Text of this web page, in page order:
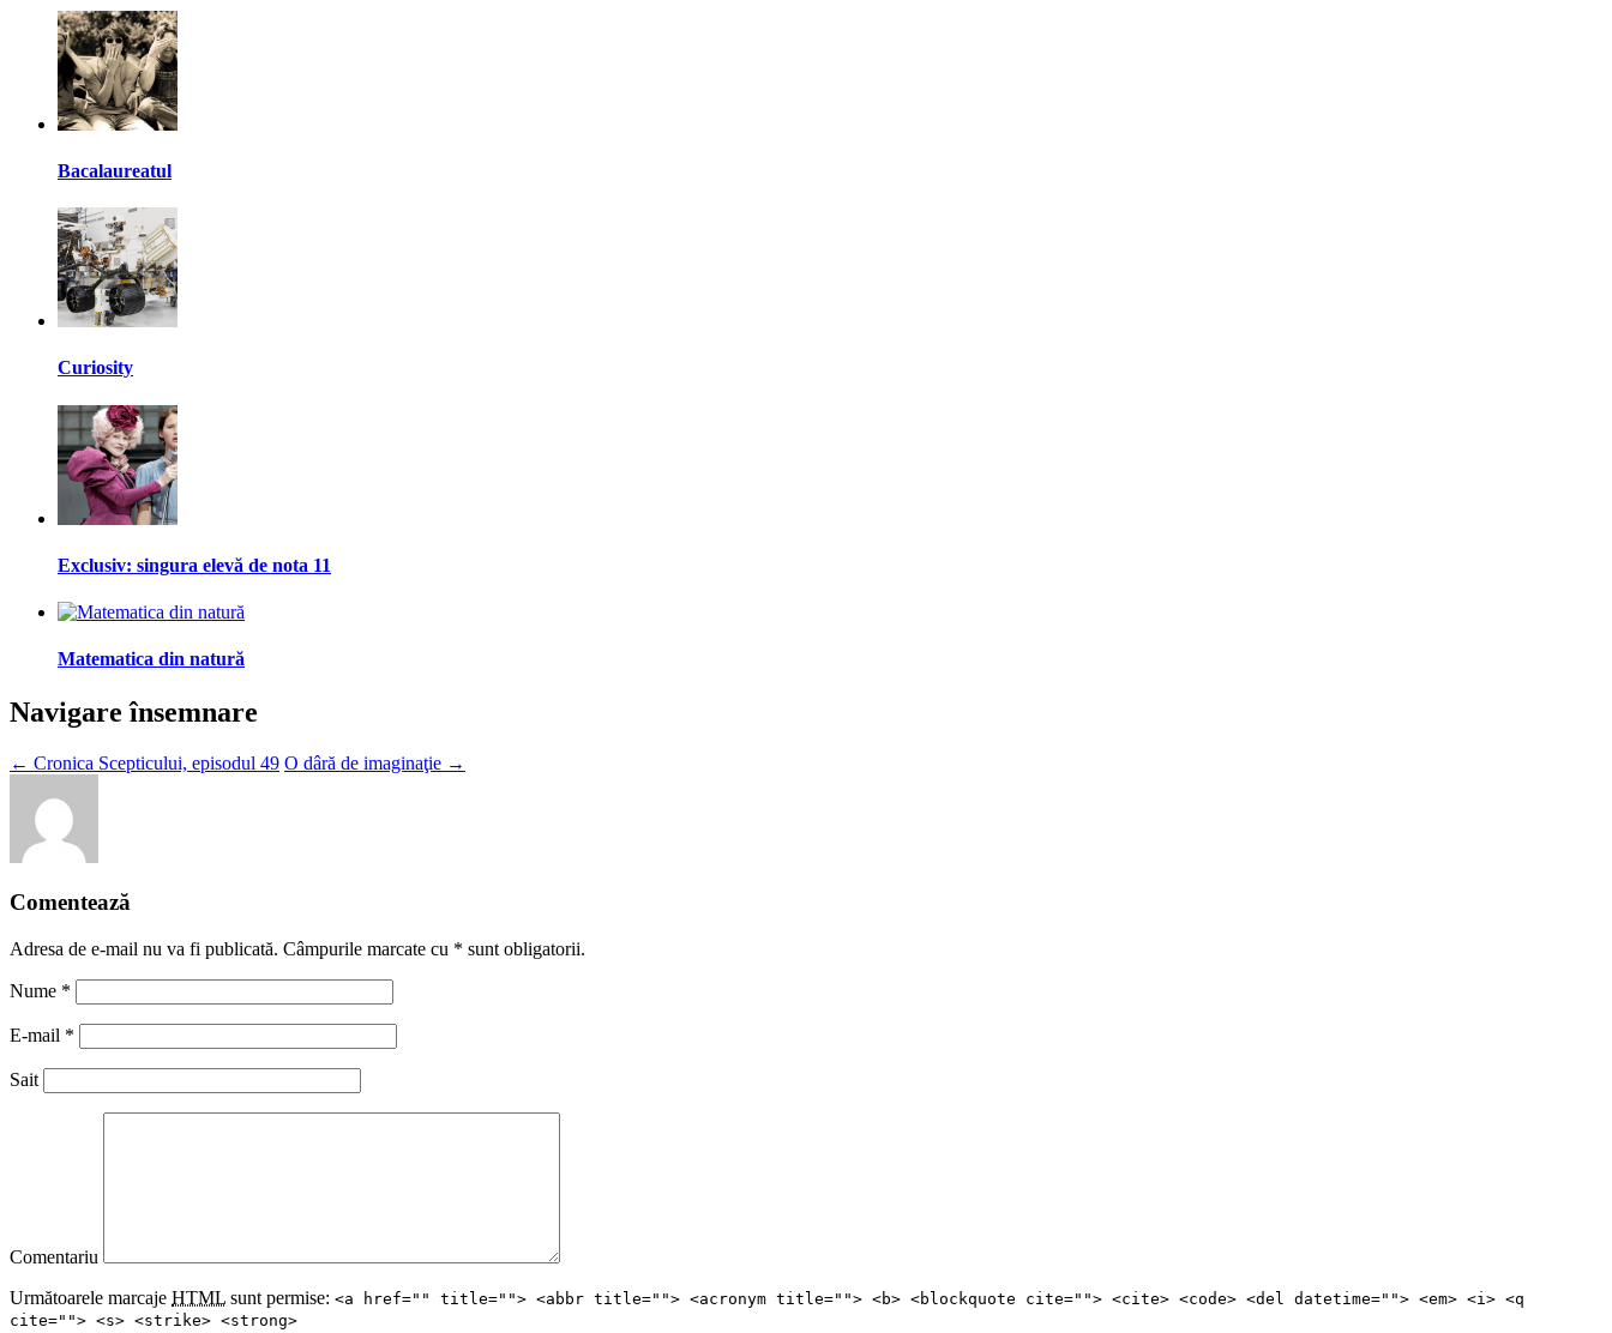
Bacalaureatul
Curiosity
Exclusiv: singura elevă de nota 11
Matematica din natură
Navigare însemnare
← Cronica Scepticului, episodul 49 O dâră de imaginaţie →
Comentează
Adresa de e-mail nu va fi publicată. Câmpurile marcate cu * sunt obligatorii.
Nume *
E-mail *
Sait
Comentariu
Următoarele marcaje HTML sunt permise: <a href="" title=""> <abbr title=""> <acronym title=""> <b> <blockquote cite=""> <cite> <code> <del datetime=""> <em> <i> <q
cite=""> <s> <strike> <strong>